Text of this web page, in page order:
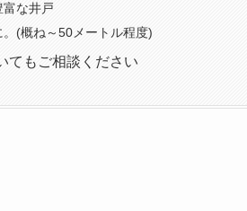
な井戸
(概ね～50メートル程度)
てもご相談ください